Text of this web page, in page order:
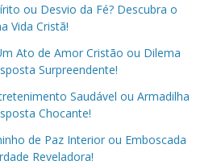
ou Desvio da Fé? Descubra o
Vida Cristã!
Ato de Amor Cristão ou Dilema
Surpreendente!
Saudável ou Armadilha
Chocante!
de Paz Interior ou Emboscada
Reveladora!